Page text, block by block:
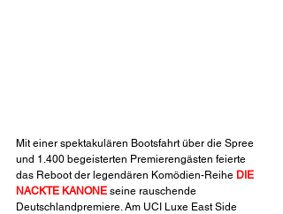
Mit einer spektakulären Bootsfahrt über die Spree
und 1.400 begeisterten Premierengästen feierte
das Reboot der legendären Komödien-Reihe DIE
NACKTE KANONE seine rauschende
Deutschlandpremiere. Am UCI Luxe East Side